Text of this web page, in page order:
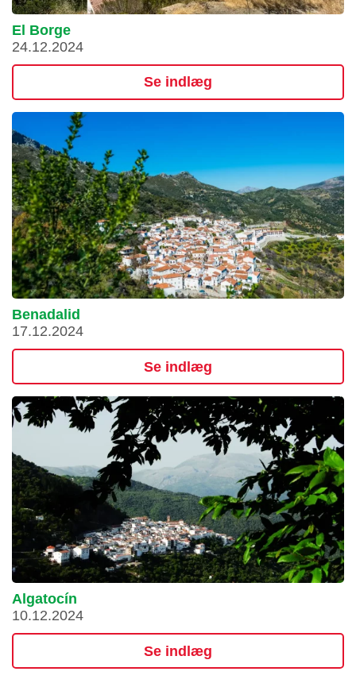
El Borge
24.12.2024
Se indlæg
Benadalid
17.12.2024
Se indlæg
Algatocín
10.12.2024
Se indlæg